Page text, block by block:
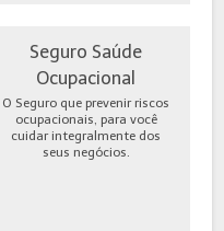
Seguro Saúde
Ocupacional
O Seguro que prevenir riscos
ocupacionais, para você
cuidar integralmente dos
seus negócios.